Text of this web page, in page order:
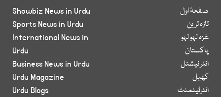
صفحۂ اول
تازہ ترین
غزہ لہو لہو
پاکستان
انٹر نیشنل
کھیل
انٹرٹینمنٹ
Showbiz News in Urdu
Sports News in Urdu
International News in
Urdu
Business News in Urdu
Urdu Magazine
Urdu Blogs